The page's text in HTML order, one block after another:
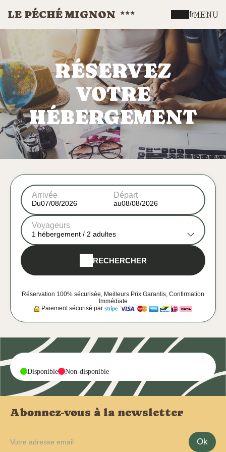
LE PÉCHÉ MIGNON frMENU
RÉSERVEZ
VOTRE
HÉBERGEMENT
Arrivée
Du
Départ
au
Voyageurs
1 hébergement / 2 adultes
RECHERCHER
Réservation 100% sécurisée, Meilleurs Prix Garantis, Confirmation
Immédiate
Paiement sécurisé par
Disponible Non-disponible
Abonnez-vous à la newsletter
Ok